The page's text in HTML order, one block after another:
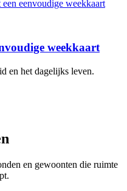
weekkaart
en het dagelijks leven.
en gewoonten die ruimte